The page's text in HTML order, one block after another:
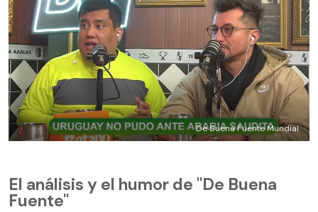
De Buena Fuente Mundial
El análisis y el humor de "De Buena
Fuente"